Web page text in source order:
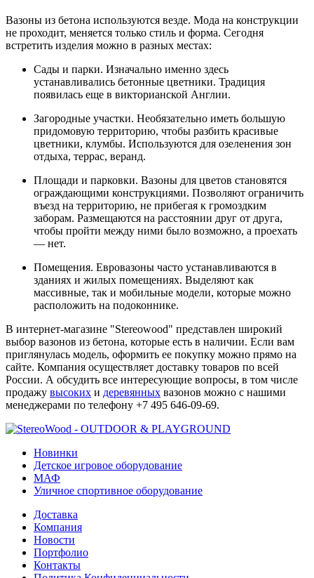
Вазоны из бетона используются везде. Мода на конструкции
не проходит, меняется только стиль и форма. Сегодня
встретить изделия можно в разных местах:
Сады и парки. Изначально именно здесь
устанавливались бетонные цветники. Традиция
появилась еще в викторианской Англии.
Загородные участки. Необязательно иметь большую
придомовую территорию, чтобы разбить красивые
цветники, клумбы. Используются для озеленения зон
отдыха, террас, веранд.
Площади и парковки. Вазоны для цветов становятся
ограждающими конструкциями. Позволяют ограничить
въезд на территорию, не прибегая к громоздким
заборам. Размещаются на расстоянии друг от друга,
чтобы пройти между ними было возможно, а проехать
— нет.
Помещения. Евровазоны часто устанавливаются в
зданиях и жилых помещениях. Выделяют как
массивные, так и мобильные модели, которые можно
расположить на подоконнике.
В интернет-магазине "Stereowood" представлен широкий
выбор вазонов из бетона, которые есть в наличии. Если вам
приглянулась модель, оформить ее покупку можно прямо на
сайте. Компания осуществляет доставку товаров по всей
России. А обсудить все интересующие вопросы, в том числе
продажу высоких и деревянных вазонов можно с нашими
менеджерами по телефону +7 495 646-09-69.
Новинки
Детское игровое оборудование
МАФ
Уличное спортивное оборудование
Доставка
Компания
Новости
Портфолио
Контакты